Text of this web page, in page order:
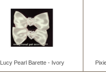
Lucy Pearl Barette - Ivory